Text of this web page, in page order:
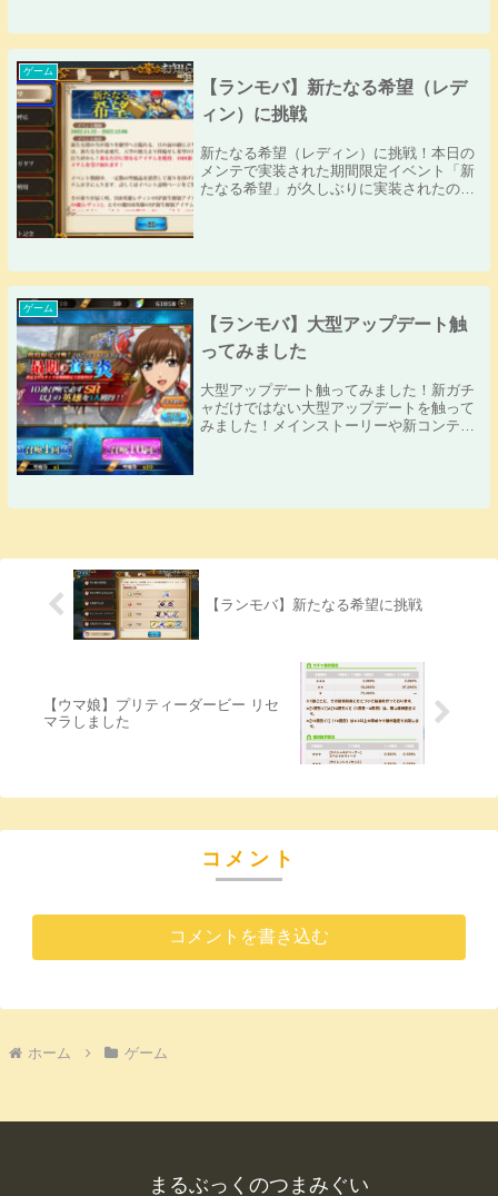
ゲーム
【ランモバ】新たなる希望（レデ
ィン）に挑戦
新たなる希望（レディン）に挑戦！本日の
メンテで実装された期間限定イベント「新
たなる希望」が久しぶりに実装されたの
ゲーム
【ランモバ】大型アップデート触
ってみました
大型アップデート触ってみました！新ガチ
ャだけではない大型アップデートを触って
みました！メインストーリーや新コンテン
【ランモバ】新たなる希望に挑戦
【ウマ娘】プリティーダービー リセ
マラしました
コメント
コメントを書き込む
ホーム ゲーム
まるぶっくのつまみぐい